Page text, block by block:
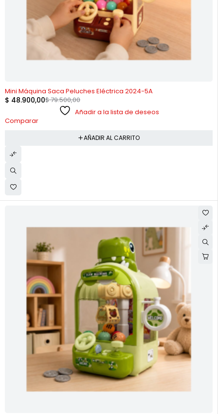
-38%
Mini Máquina Saca Peluches Eléctrica 2024-5A
$79.500,00
$ 48.900,00
Añadir a la lista de deseos
Comparar
AÑADIR AL CARRITO